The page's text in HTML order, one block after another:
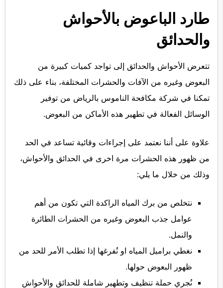
طارد الباعوض بالأحواش
والحدائق
تتعرض الأحواش والحدائق إلى تواجد كميات كبيرة من
البعوض وغيره من الآفات والحشرات المختلفة، بناء على ذلك
تمكنا في شركة مكافحة الناموس بالرياض من توفير
الوسائل الفعالة في تطهير هذه الأماكن من البعوض.
علاوة على أننا نعتمد على إجراءات وقائية تساعد في الحد
من ظهور هذه الحشرات مرة اخرى في الحدائق والأحواش،
وذلك من خلال ما يلي:
نتخلص من برك المياه الراكدة التي تكون من أهم
عوامل جذب البعوض وغيره من الحشرات الطائرة
والنمل.
نغطي براميل المياه او نُفرغها إذا تطلب الأمر للحد من
ظهور البعوض حولها.
نُجري حملة تنظيف وتطهير شاملة للحدائق والأحواش